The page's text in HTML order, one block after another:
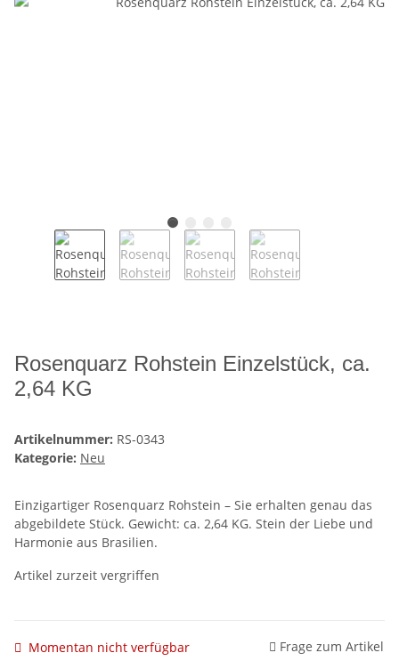
Rosenquarz Rohstein Einzelstück, ca.
2,64 KG
Artikelnummer: RS-0343
Kategorie: Neu
Einzigartiger Rosenquarz Rohstein – Sie erhalten genau das
abgebildete Stück. Gewicht: ca. 2,64 KG. Stein der Liebe und
Harmonie aus Brasilien.
Artikel zurzeit vergriffen
Momentan nicht verfügbar Frage zum Artikel